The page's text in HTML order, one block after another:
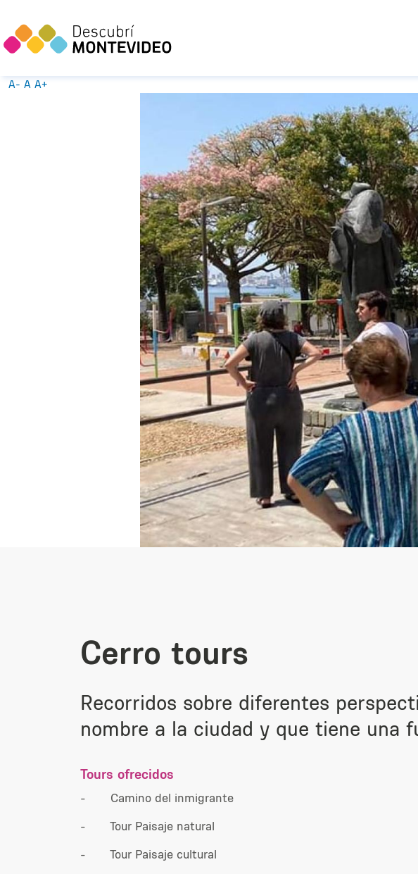
A- A A+
Cerro tours
Recorridos sobre diferentes
nombre a la ciudad y que tiene una
Tours ofrecidos
-
Camino del inmigrante
-
Tour Paisaje natural
-
Tour Paisaje cultural